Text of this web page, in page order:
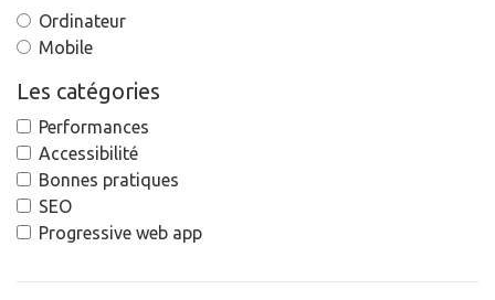
Ordinateur
Mobile
Les catégories
Performances
Accessibilité
Bonnes pratiques
SEO
Progressive web app